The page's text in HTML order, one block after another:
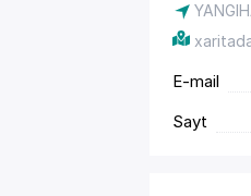
E-mail
Sayt